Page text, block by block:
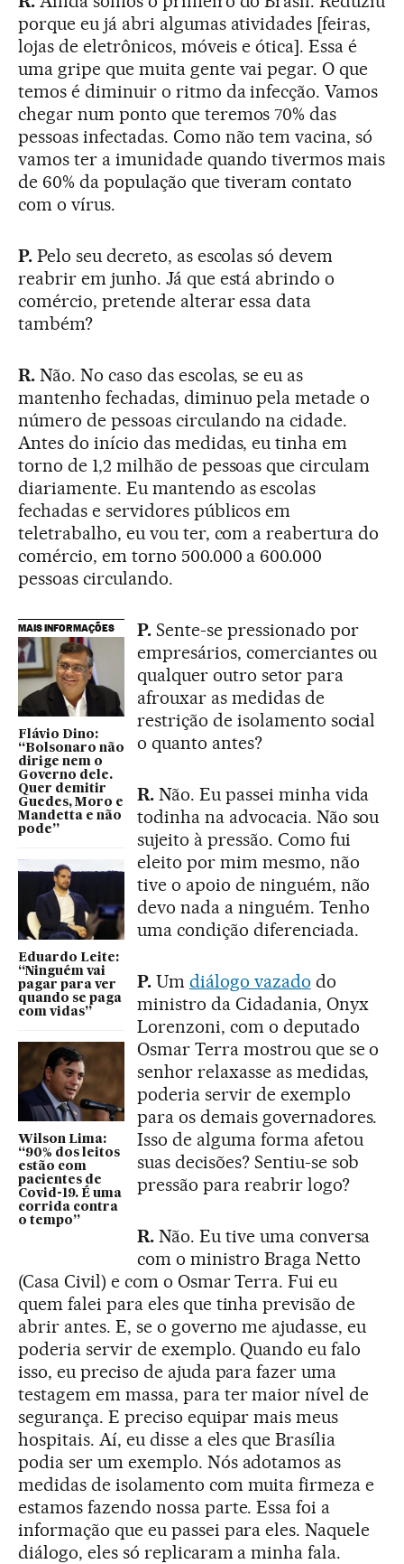
porque eu já abri algumas atividades [feiras,
lojas de eletrônicos, móveis e ótica]. Essa é
uma gripe que muita gente vai pegar. O que
temos é diminuir o ritmo da infecção. Vamos
chegar num ponto que teremos 70% das
pessoas infectadas. Como não tem vacina, só
vamos ter a imunidade quando tivermos mais
de 60% da população que tiveram contato
com o vírus.
P. Pelo seu decreto, as escolas só devem
reabrir em junho. Já que está abrindo o
comércio, pretende alterar essa data
também?
R. Não. No caso das escolas, se eu as
mantenho fechadas, diminuo pela metade o
número de pessoas circulando na cidade.
Antes do início das medidas, eu tinha em
torno de 1,2 milhão de pessoas que circulam
diariamente. Eu mantendo as escolas
fechadas e servidores públicos em
teletrabalho, eu vou ter, com a reabertura do
comércio, em torno 500.000 a 600.000
pessoas circulando.
MAIS INFORMAÇÕES
Flávio Dino:
“Bolsonaro não
dirige nem o
Governo dele.
Quer demitir
Guedes, Moro e
Mandetta e não
pode”
Eduardo Leite:
“Ninguém vai
pagar para ver
quando se paga
com vidas”
Wilson Lima:
“90% dos leitos
estão com
pacientes de
Covid-19. É uma
corrida contra
o tempo”
P. Sente-se pressionado por
empresários, comerciantes ou
qualquer outro setor para
afrouxar as medidas de
restrição de isolamento social
o quanto antes?
R. Não. Eu passei minha vida
todinha na advocacia. Não sou
sujeito à pressão. Como fui
eleito por mim mesmo, não
tive o apoio de ninguém, não
devo nada a ninguém. Tenho
uma condição diferenciada.
P. Um diálogo vazado do
ministro da Cidadania, Onyx
Lorenzoni, com o deputado
Osmar Terra mostrou que se o
senhor relaxasse as medidas,
poderia servir de exemplo
para os demais governadores.
Isso de alguma forma afetou
suas decisões? Sentiu-se sob
pressão para reabrir logo?
R. Não. Eu tive uma conversa
com o ministro Braga Netto
(Casa Civil) e com o Osmar Terra. Fui eu
quem falei para eles que tinha previsão de
abrir antes. E, se o governo me ajudasse, eu
poderia servir de exemplo. Quando eu falo
isso, eu preciso de ajuda para fazer uma
testagem em massa, para ter maior nível de
segurança. E preciso equipar mais meus
hospitais. Aí, eu disse a eles que Brasília
podia ser um exemplo. Nós adotamos as
medidas de isolamento com muita firmeza e
estamos fazendo nossa parte. Essa foi a
informação que eu passei para eles. Naquele
diálogo, eles só replicaram a minha fala.